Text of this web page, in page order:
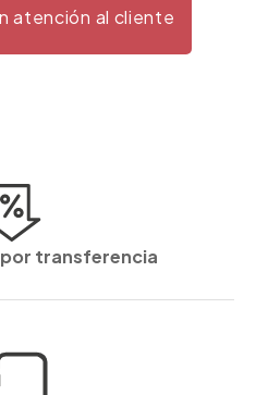
atención al cliente
transferencia